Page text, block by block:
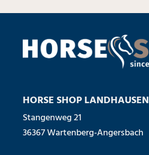
HORSE SHOP LANDHAUSEN
Stangenweg 21
36367 Wartenberg-Angersbach